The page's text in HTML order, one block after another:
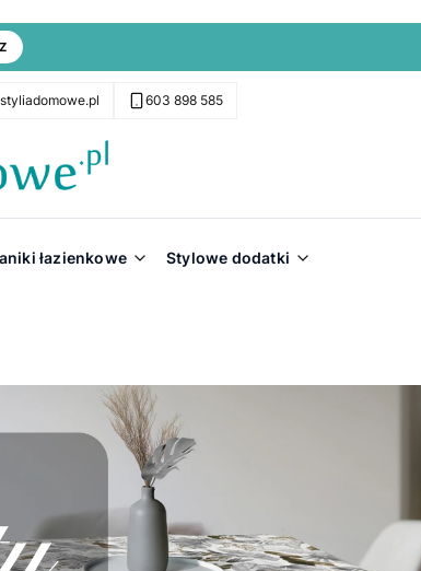
603 898 585
łazienkowe Stylowe dodatki